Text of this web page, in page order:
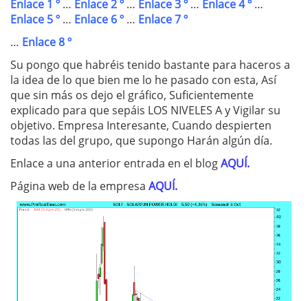
Enlace 1 º … Enlace 2 º … Enlace 3 º … Enlace 4 º …
Enlace 5 º … Enlace 6 º … Enlace 7 º
… Enlace 8 º
Su pongo que habréis tenido bastante para haceros a
la idea de lo que bien me lo he pasado con esta, Así
que sin más os dejo el gráfico, Suficientemente
explicado para que sepáis LOS NIVELES A y Vigilar su
objetivo. Empresa Interesante, Cuando despierten
todas las del grupo, que supongo Harán algún día.
Enlace a una anterior entrada en el blogAQUÍ.
Página web de la empresa AQUÍ.